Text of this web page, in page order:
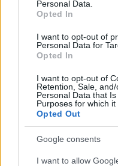
Personal Data.
Opted In
I want to opt-out of
Personal Data for
Opted In
I want to opt-out of
Retention, Sale,
Personal Data that
Purposes for which it
Opted Out
Google consents
I want to allow
Szoftver|
Közélet|